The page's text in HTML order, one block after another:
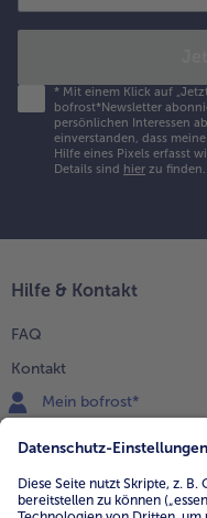
* Mit einem Klick auf
bofrost*Newsletter
persönlichen Interessen
einverstanden, dass
Hilfe eines Pixels erfasst
Details sind hier zu finden.
Hilfe & Kontakt
FAQ
Kontakt
Mein bofrost*
0800 - 000 19 18